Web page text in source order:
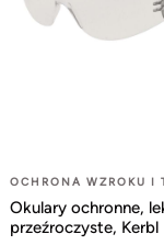
OCHRONA WZROKU I
Okulary ochronne,
przeźroczyste, Kerbl